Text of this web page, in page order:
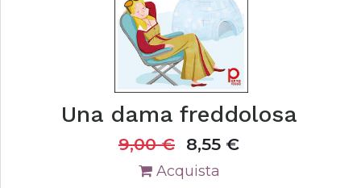
Una dama freddolosa
9,00€ 8,55 €
Acquista